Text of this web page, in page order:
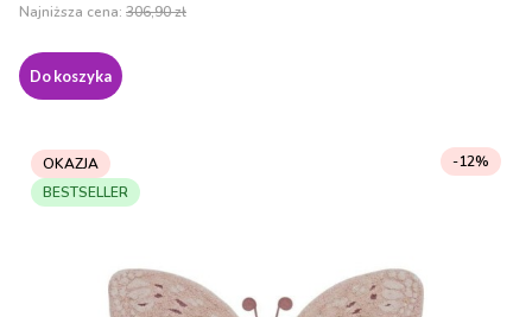
Najniższa cena: 306,90 zł
Do koszyka
OKAZJA
BESTSELLER
-12%